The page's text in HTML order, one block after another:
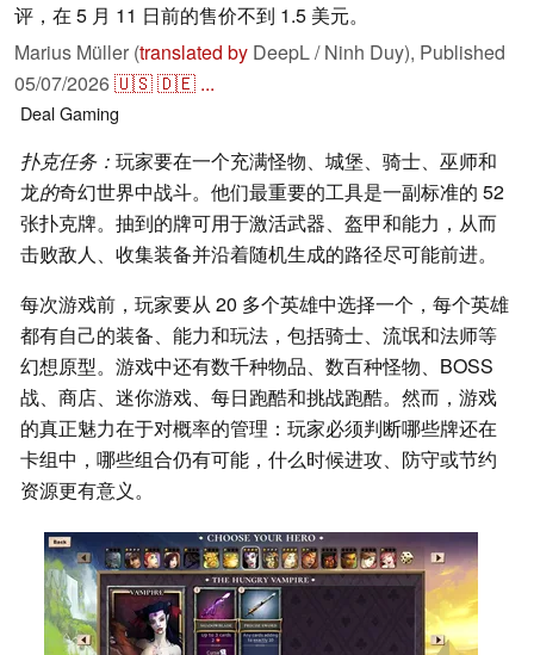
评，在 5 月 11 日前的售价不到 1.5 美元。
Marius Müller (translated by DeepL / Ninh Duy), Published
05/07/2026🇺🇸🇩🇪 ...
DealGaming
扑克任务： 玩家要在一个充满怪物、城堡、骑士、巫师和
龙的奇幻世界中战斗。他们最重要的工具是一副标准的 52
张扑克牌。抽到的牌可用于激活武器、盔甲和能力，从而
击败敌人、收集装备并沿着随机生成的路径尽可能前进。
每次游戏前，玩家要从 20 多个英雄中选择一个，每个英雄
都有自己的装备、能力和玩法，包括骑士、流氓和法师等
幻想原型。游戏中还有数千种物品、数百种怪物、BOSS
战、商店、迷你游戏、每日跑酷和挑战跑酷。然而，游戏
的真正魅力在于对概率的管理：玩家必须判断哪些牌还在
卡组中，哪些组合仍有可能，什么时候进攻、防守或节约
资源更有意义。